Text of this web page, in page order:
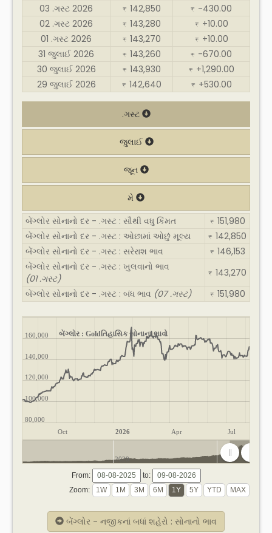
03 .ગસ્ટ 2026
₹ 142,850 ₹ -430.00
02 .ગસ્ટ 2026
₹ 143,280 ₹ +10.00
01 .ગસ્ટ 2026
₹ 143,270 ₹ +10.00
31 જુલાઈ 2026
₹ 143,260 ₹ -670.00
30 જુલાઈ 2026
₹ 143,930 ₹ +1,290.00
29 જુલાઈ 2026
₹ 142,640 ₹ +530.00
.ગસ્ટ
જુલાઈ
જૂન
મે
બેંગ્લોર સોનાનો દર - .ગસ્ટ : સૌથી વધુ કિંમત
₹ 151,980
બેંગ્લોર સોનાનો દર - .ગસ્ટ : ઓછામાં ઓછું મૂલ્ય
₹ 142,850
બેંગ્લોર સોનાનો દર - .ગસ્ટ : સરેરાશ ભાવ
₹ 146,153
બેંગ્લોર સોનાનો દર - .ગસ્ટ : ખુલવાનો ભાવ
(01 .ગસ્ટ)
₹ 143,270
બેંગ્લોર સોનાનો દર - .ગસ્ટ : બંધ ભાવ (07 .ગસ્ટ) ₹ 151,980
બેંગ્લોર : Goldતિહાસિક સોનાના ભાવો
Oct 2026 Apr Jul
80,000
100,000
120,000
140,000
160,000
2020 2025
From:
to:
Zoom:
બેંગ્લોર - નજીકનાં બધાં શહેરો : સોનાનો ભાવ